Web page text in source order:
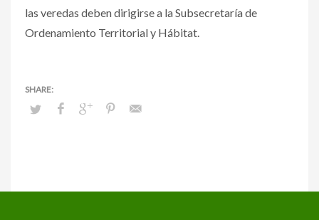
las veredas deben dirigirse a la Subsecretaría de
Ordenamiento Territorial y Hábitat.